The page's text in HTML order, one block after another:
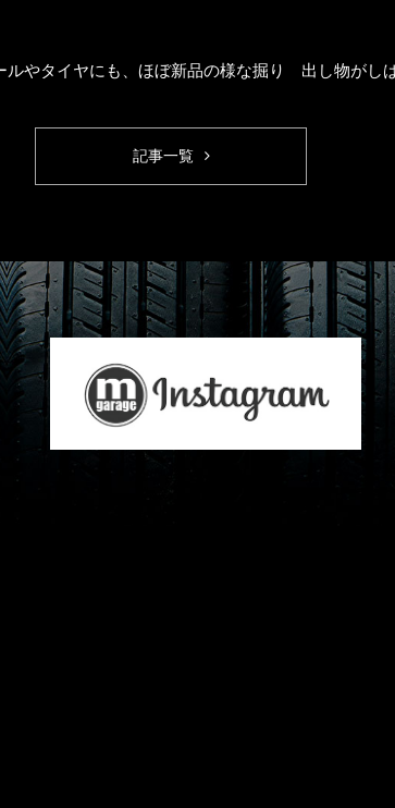
やタイヤにも、ほぼ新品の様な掘り 出し物がし
記事一覧